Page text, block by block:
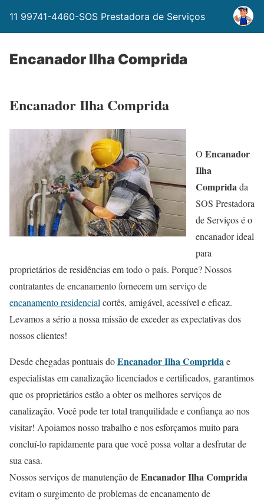
11 99741-4460-SOS Prestadora de Serviços
Encanador Ilha Comprida
Encanador Ilha Comprida
O Encanador
Ilha
Compridada
SOS Prestadora
de Serviços é o
encanador ideal
para
proprietários de residências em todo o país. Porque? Nossos
contratantes de encanamento fornecem um serviço de
encanamento residencial cortês, amigável, acessível e eficaz.
Levamos a sério a nossa missão de exceder as expectativas dos
nossos clientes!
Desde chegadas pontuais doEncanador Ilha Compridae
especialistas em canalização licenciados e certificados, garantimos
que os proprietários estão a obter os melhores serviços de
canalização. Você pode ter total tranquilidade e confiança ao nos
visitar! Apoiamos nosso trabalho e nos esforçamos muito para
concluí-lo rapidamente para que você possa voltar a desfrutar de
sua casa.
Nossos serviços de manutenção deEncanador Ilha Comprida
evitam o surgimento de problemas de encanamento de